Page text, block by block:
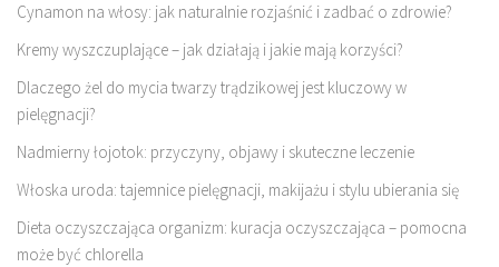
Cynamon na włosy: jak naturalnie rozjaśnić i zadbać o zdrowie?
Kremy wyszczuplające – jak działają i jakie mają korzyści?
Dlaczego żel do mycia twarzy trądzikowej jest kluczowy w
pielęgnacji?
Nadmierny łojotok: przyczyny, objawy i skuteczne leczenie
Włoska uroda: tajemnice pielęgnacji, makijażu i stylu ubierania się
Dieta oczyszczająca organizm: kuracja oczyszczająca – pomocna
może być chlorella